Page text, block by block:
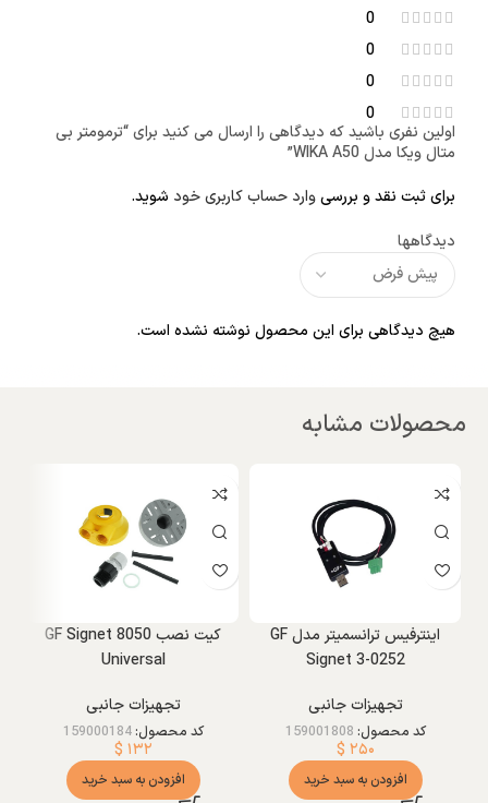
0
0
0
0
دیدگاهها
هیچ دیدگاهی برای این محصول نوشته نشده است.
اولین نفری باشید که دیدگاهی را ارسال می کنید برای “ترمومتر بی
متال ویکا مدل WIKA A50”
برای ثبت نقد و بررسیوارد حساب کاربری خود شوید.
محصولات مشابه
اینترفیس ترانسمیتر مدل GF
Signet 3-0252
تجهیزات جانبی
کد محصول: 159001808
$ ۲۵۰
افزودن به سبد خرید
کیت نصب GF Signet 8050
Universal
تجهیزات جانبی
کد محصول:159000184
$ ۱۳۲
افزودن به سبد خرید